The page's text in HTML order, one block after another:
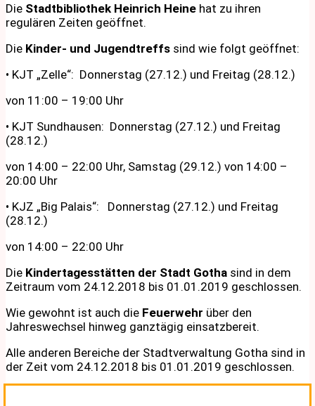
Die Stadtbibliothek Heinrich Heine hat zu ihren
regulären Zeiten geöffnet.
Die Kinder- und Jugendtreffs sind wie folgt geöffnet:
• KJT „Zelle“: Donnerstag (27.12.) und Freitag (28.12.)
von 11:00 – 19:00 Uhr
• KJT Sundhausen: Donnerstag (27.12.) und Freitag
(28.12.)
von 14:00 – 22:00 Uhr, Samstag (29.12.) von 14:00 –
20:00 Uhr
• KJZ „Big Palais“: Donnerstag (27.12.) und Freitag
(28.12.)
von 14:00 – 22:00 Uhr
Die Kindertagesstätten der Stadt Gotha sind in dem
Zeitraum vom 24.12.2018 bis 01.01.2019 geschlossen.
Wie gewohnt ist auch die Feuerwehr über den
Jahreswechsel hinweg ganztägig einsatzbereit.
Alle anderen Bereiche der Stadtverwaltung Gotha sind in
der Zeit vom 24.12.2018 bis 01.01.2019 geschlossen.